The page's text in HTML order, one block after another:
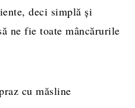
deci simplă și
ne fie toate mâncărurile